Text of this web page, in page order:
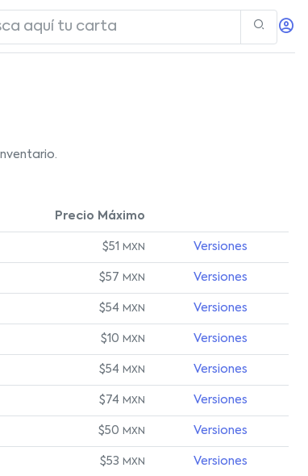
Precio Máximo
$51 MXN Versiones
$57 MXN Versiones
$54 MXN Versiones
$10 MXN Versiones
$54 MXN Versiones
$74 MXN Versiones
$50 MXN Versiones
$53 MXN Versiones